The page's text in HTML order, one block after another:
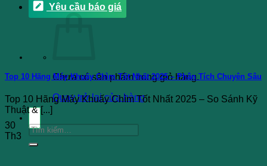
Yêu cầu báo giá
Chưa có sản phẩm trong giỏ hàng.
Quay trở lại cửa hàng
Tìm
Top 10 Hãng Máy Khuấy Chìm Tốt Nhất 2025 – Phân Tích Chuyên Sâu
Top 10 Hãng Máy Khuấy Chìm Tốt Nhất 2025 – So Sánh Kỹ
Thuật & [...]
30
Th3